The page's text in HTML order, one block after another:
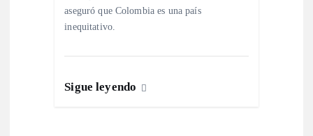
aseguró que Colombia es una país
inequitativo.
Sigue leyendo